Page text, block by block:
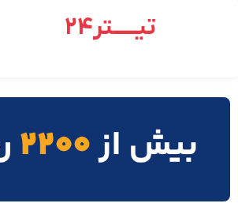
تیـــــتر24